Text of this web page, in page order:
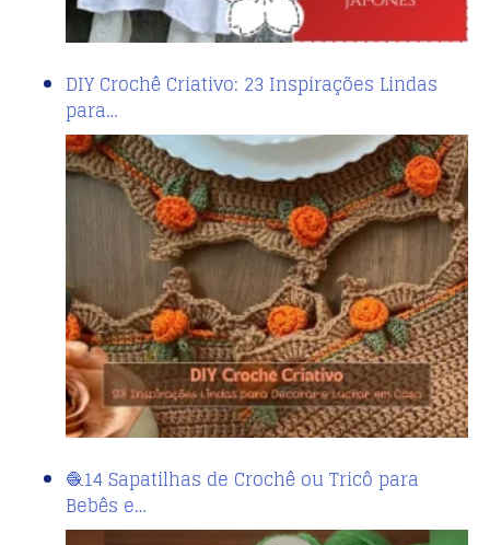
DIY Crochê Criativo: 23 Inspirações Lindas
para…
🧶14 Sapatilhas de Crochê ou Tricô para
Bebês e…